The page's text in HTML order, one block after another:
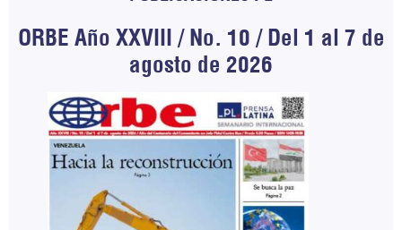
ORBE Año XXVIII / No. 10 / Del 1 al 7 de
agosto de 2026